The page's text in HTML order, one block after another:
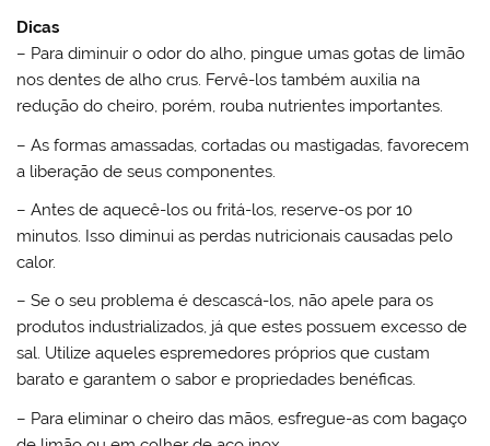
Dicas
– Para diminuir o odor do alho, pingue umas gotas de limão
nos dentes de alho crus. Fervê-los também auxilia na
redução do cheiro, porém, rouba nutrientes importantes.
– As formas amassadas, cortadas ou mastigadas, favorecem
a liberação de seus componentes.
– Antes de aquecê-los ou fritá-los, reserve-os por 10
minutos. Isso diminui as perdas nutricionais causadas pelo
calor.
– Se o seu problema é descascá-los, não apele para os
produtos industrializados, já que estes possuem excesso de
sal. Utilize aqueles espremedores próprios que custam
barato e garantem o sabor e propriedades benéficas.
– Para eliminar o cheiro das mãos, esfregue-as com bagaço